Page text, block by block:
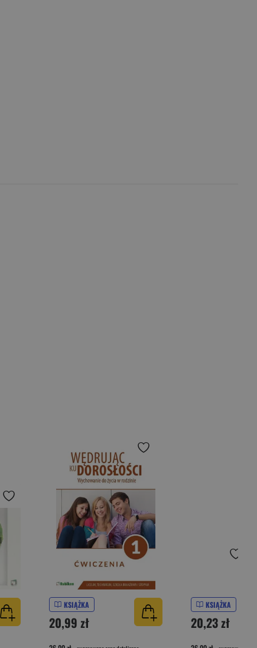
KSIĄŻKA
20,99 zł
KSIĄŻKA
20,23 zł